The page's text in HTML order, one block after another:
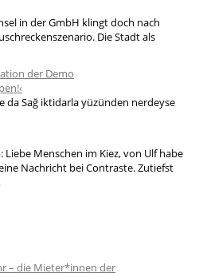
in der GmbH klingt doch nach
Die Stadt als
der Demo
da Sağ iktidarla yüzünden nerdeyse
Liebe Menschen im Kiez, von Ulf habe
Nachricht bei Contraste. Zutiefst
– die Mieter*innen der